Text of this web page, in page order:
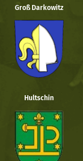
Groß Darkowitz
Hultschin